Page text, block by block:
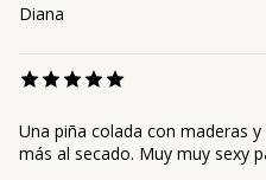
Diana
Una piña colada con maderas
más al secado. Muy muy sexy